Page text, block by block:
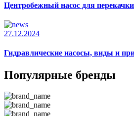
Центробежный насос для
27.12.2024
Гидравлические насосы, виды и
Популярные бренды